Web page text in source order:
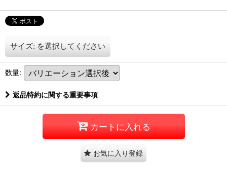
サイズ: を選択してください
数量:
返品特約に関する重要事項
カートに入れる
お気に入り登録